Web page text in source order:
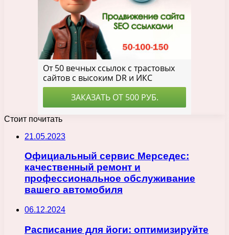
Стоит почитать
21.05.2023
Официальный сервис Мерседес:
качественный ремонт и
профессиональное обслуживание
вашего автомобиля
06.12.2024
Расписание для йоги: оптимизируйте